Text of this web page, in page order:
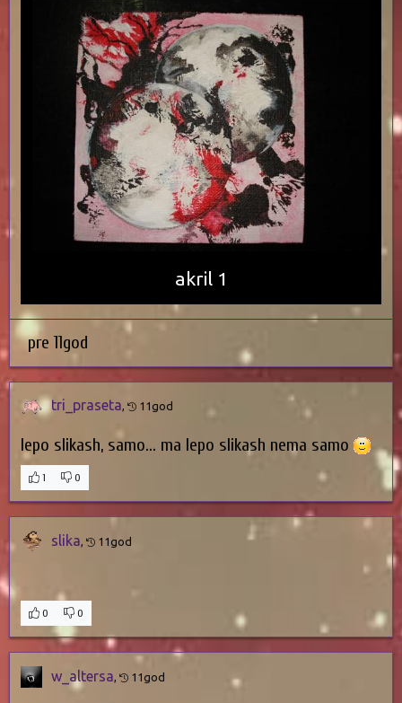
akril 1
pre 11god
tri_praseta, 11god
lepo slikash, samo... ma lepo slikash nema samo
1 0
slika, 11god
0 0
w_altersa, 11god